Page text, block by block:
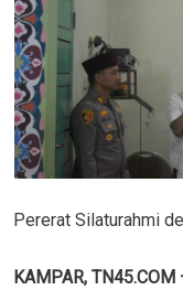
Pererat Silaturahmi
KAMPAR, TN45.COM